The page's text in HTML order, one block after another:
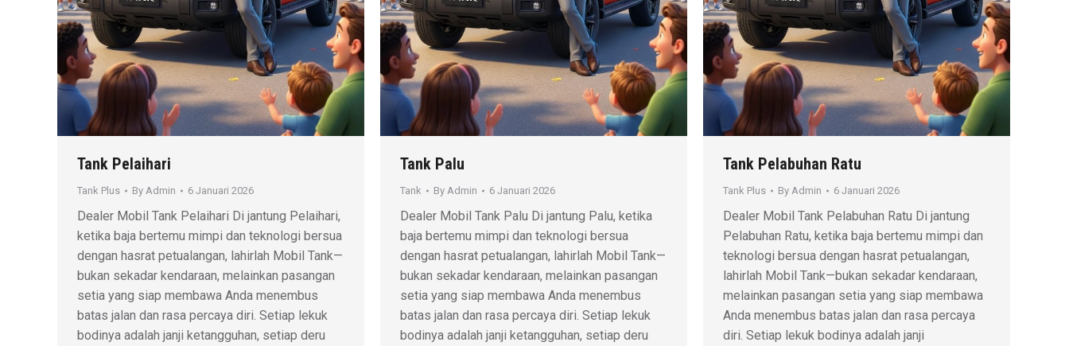
Tank Pelaihari
Tank Plus By Admin 6 Januari 2026
Dealer Mobil Tank Pelaihari Di jantung Pelaihari,
ketika baja bertemu mimpi dan teknologi bersua
dengan hasrat petualangan, lahirlah Mobil Tank—
bukan sekadar kendaraan, melainkan pasangan
setia yang siap membawa Anda menembus
batas jalan dan rasa percaya diri. Setiap lekuk
bodinya adalah janji ketangguhan, setiap deru
Tank Palu
Tank By Admin 6 Januari 2026
Dealer Mobil Tank Palu Di jantung Palu, ketika
baja bertemu mimpi dan teknologi bersua
dengan hasrat petualangan, lahirlah Mobil Tank—
bukan sekadar kendaraan, melainkan pasangan
setia yang siap membawa Anda menembus
batas jalan dan rasa percaya diri. Setiap lekuk
bodinya adalah janji ketangguhan, setiap deru
Tank Pelabuhan Ratu
Tank Plus By Admin 6 Januari 2026
Dealer Mobil Tank Pelabuhan Ratu Di jantung
Pelabuhan Ratu, ketika baja bertemu mimpi dan
teknologi bersua dengan hasrat petualangan,
lahirlah Mobil Tank—bukan sekadar kendaraan,
melainkan pasangan setia yang siap membawa
Anda menembus batas jalan dan rasa percaya
diri. Setiap lekuk bodinya adalah janji